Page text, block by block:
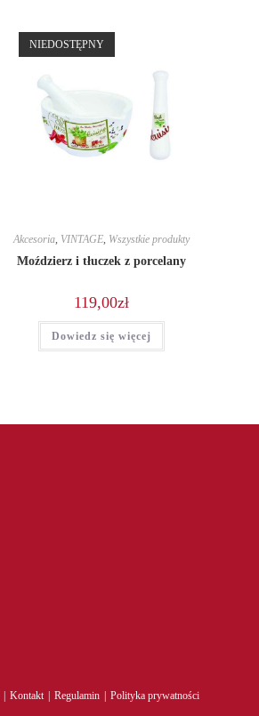
NIEDOSTĘPNY
Akcesoria VINTAGE Wszystkie produkty
Moździerz i tłuczek z porcelany
119,00zł
Dowiedz się więcej
Kontakt Regulamin Polityka prywatności